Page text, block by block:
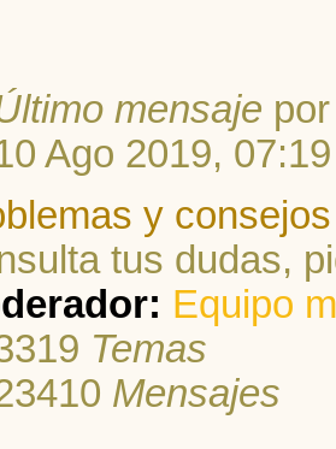
mensaje
Ago 2019, 07:19
y
tus dudas,
Equipo
Temas
Mensajes